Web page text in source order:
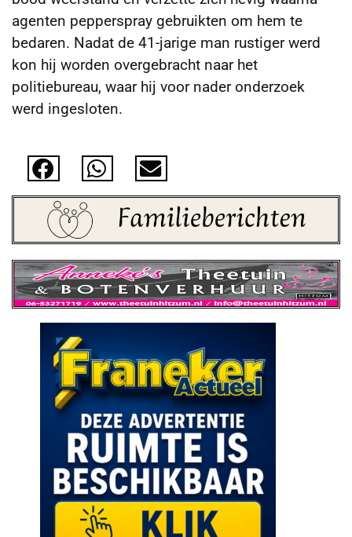
agenten pepperspray gebruikten om hem te
bedaren. Nadat de 41-jarige man rustiger werd
kon hij worden overgebracht naar het
politiebureau, waar hij voor nader onderzoek
werd ingesloten.